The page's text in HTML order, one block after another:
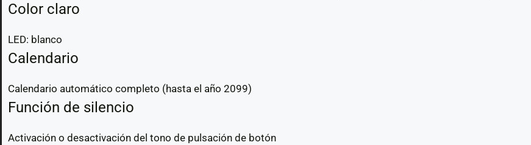
Color claro
LED: blanco
Calendario
Calendario automático completo (hasta el año 2099)
Función de silencio
Activación o desactivación del tono de pulsación de botón